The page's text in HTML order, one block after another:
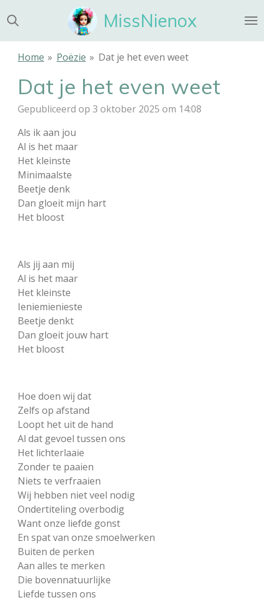
direct
naar
MissNienox
Home » Poëzie » Dat je het even weet
Dat je het even weet
Gepubliceerd op 3 oktober 2025 om 14:08
Als ik aan jou
Al is het maar
Het kleinste
Minimaalste
Beetje denk
Dan gloeit mijn hart
Het bloost
Als jij aan mij
Al is het maar
Het kleinste
Ieniemienieste
Beetje denkt
Dan gloeit jouw hart
Het bloost
Hoe doen wij dat
Zelfs op afstand
Loopt het uit de hand
Al dat gevoel tussen ons
Het lichterlaaie
Zonder te paaien
Niets te verfraaien
Wij hebben niet veel nodig
Ondertiteling overbodig
Want onze liefde gonst
En spat van onze smoelwerken
Buiten de perken
Aan alles te merken
Die bovennatuurlijke
Liefde tussen ons